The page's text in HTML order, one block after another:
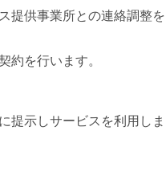
提供事業所との連絡調整を
約を行います。
提示しサービスを利用しま